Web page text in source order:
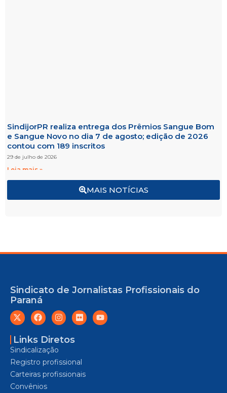
MAIS NOTÍCIAS
SindijorPR realiza entrega dos Prêmios Sangue Bom
e Sangue Novo no dia 7 de agosto; edição de 2026
contou com 189 inscritos
29 de julho de 2026
Leia mais »
Sindicato de Jornalistas Profissionais do
Paraná
Links Diretos
Sindicalização
Registro profissional
Carteiras profissionais
Convênios